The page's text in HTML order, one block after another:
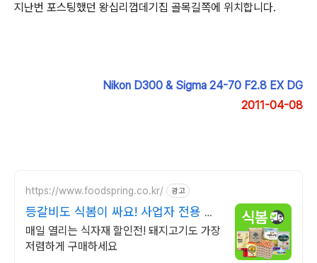
지난번 포스팅했던 왕십리껍데기집 골목길쪽에 위치합니다.
Nikon D300 & Sigma 24-70 F2.8 EX DG
2011-04-08
https://www.foodspring.co.kr/ 광고
등갈비도 식봄이 싸요! 사업자 전용 특
가
매일 열리는 식자재 할인전! 돼지고기도 가장
저렴하게 구매하세요